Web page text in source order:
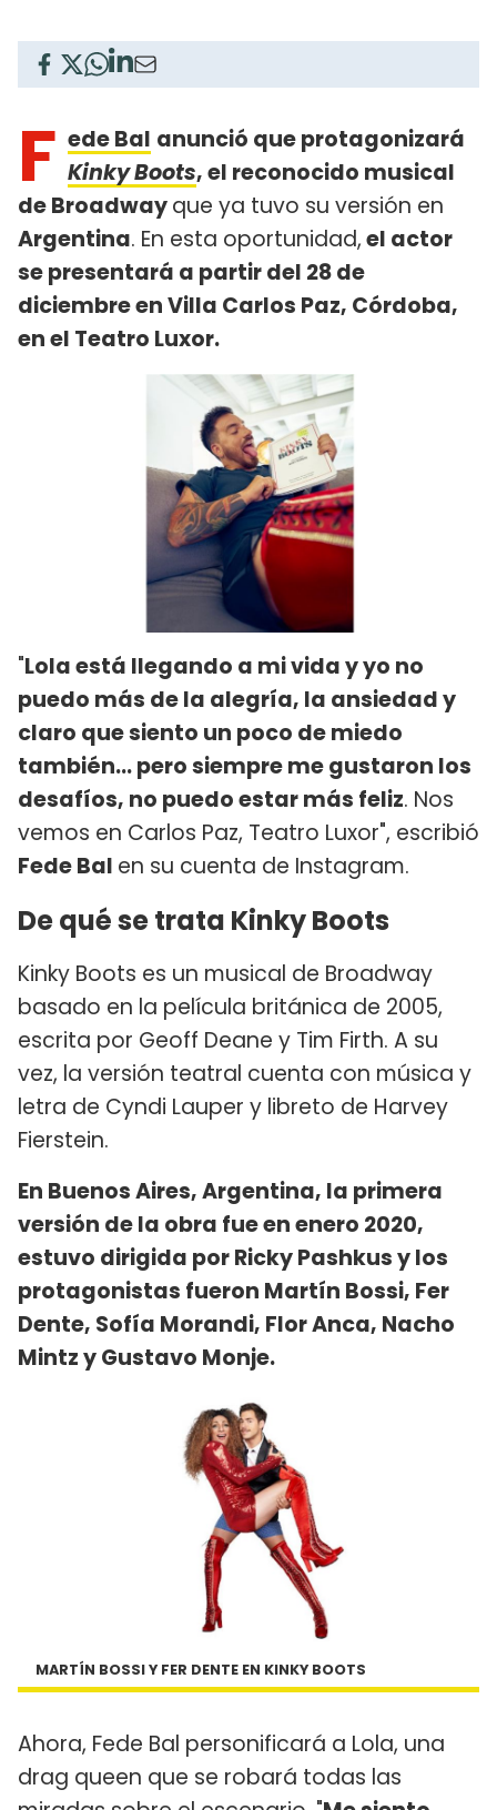
F ede Bal anunció que protagonizará
Kinky Boots, el reconocido musical
de Broadwayque ya tuvo su versión en
Argentina. En esta oportunidad,el actor
se presentará a partir del 28 de
diciembre en Villa Carlos Paz, Córdoba,
en el Teatro Luxor.
"Lola está llegando a mi vida y yo no
puedo más de la alegría, la ansiedad y
claro que siento un poco de miedo
también… pero siempre me gustaron los
desafíos, no puedo estar más feliz. Nos
vemos en Carlos Paz, Teatro Luxor", escribió
Fede Bal en su cuenta de Instagram.
De qué se trata Kinky Boots
Kinky Boots es un musical de Broadway
basado en la película británica de 2005,
escrita por Geoff Deane y Tim Firth. A su
vez, la versión teatral cuenta con música y
letra de Cyndi Lauper y libreto de Harvey
Fierstein.
En Buenos Aires, Argentina, la primera
versión de la obra fue en enero 2020,
estuvo dirigida por Ricky Pashkus y los
protagonistas fueron Martín Bossi, Fer
Dente, Sofía Morandi, Flor Anca, Nacho
Mintz y Gustavo Monje.
MARTÍN BOSSI Y FER DENTE EN KINKY BOOTS
Ahora, Fede Bal personificará a Lola, una
drag queen que se robará todas las